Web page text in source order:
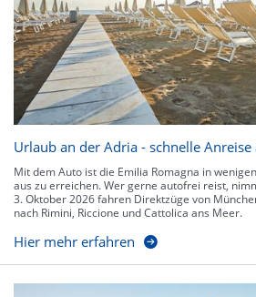
Urlaub an der Adria - schnelle
Mit dem Auto ist die Emilia Romagna in
aus zu erreichen. Wer gerne autofrei reist,
3. Oktober 2026 fahren Direktzüge von
nach Rimini, Riccione und Cattolica ans Meer.
Hier mehr erfahren